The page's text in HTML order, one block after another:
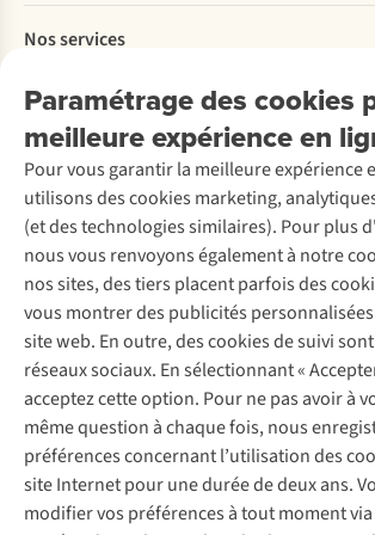
Paramétrage des cookies
meilleure expérience en
Pour vous garantir la meilleure expérience
utilisons des cookies marketing,
(et des technologies similaires). Pour plus
nous vous renvoyons également à notre
nos sites, des tiers placent parfois des
vous montrer des publicités
site web. En outre, des cookies de suivi
réseaux sociaux. En sélectionnant «
acceptez cette option. Pour ne pas avoir à
même question à chaque fois, nous
préférences concernant l’utilisation des
site Internet pour une durée de deux ans.
modifier vos préférences à tout moment
Payer
Livraison
Rétractation d'une commande
Entretien & réparations
Garantie
Contactez-nous
Explore More
À propos d’Ayacucho
Nos magasins
À propos d’A.S.Adventure
Déclaration d'accessibilité
Nos services
Location / Location sports d’hiver
Seconde-main
Entretien de ski
Service de lavage
Entretien de chaussures
Réparation de chaussures
Réparation de vêtements
Retouches
Pour les entreprises
Découvrez
Explore Camp
Gear Check
Expertise & conseils
Abonnez-vous à la newsletter
Suivez-nous
Mentions légales
Politique de
Conditions générales
Cookie